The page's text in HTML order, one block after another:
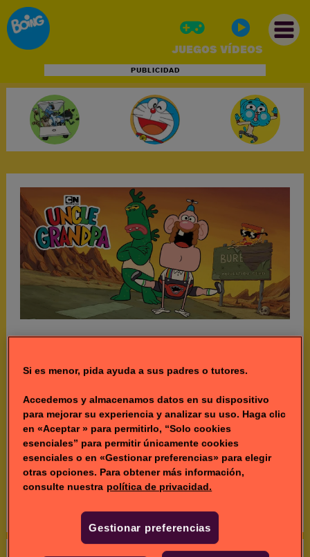
JUEGOS VÍDEOS
PUBLICIDAD
INICIO
JUEGOS
VÍDEOS
Juegos de Tito Yayo
Vídeos de Tito Yayo
Tito Yayo
Tito Yayo es el tío abuelo mágico de todo el mundo y
Si es menor, pida ayuda a sus padres o tutores.
Accedemos y almacenamos datos en su dispositivo
para mejorar su experiencia y analizar su uso. Haga clic
en «Aceptar » para permitirlo, “Solo cookies
esenciales” para permitir únicamente cookies
esenciales o en «Gestionar preferencias» para elegir
otras opciones. Para obtener más información,
consulte nuestra política de privacidad.
Gestionar preferencias